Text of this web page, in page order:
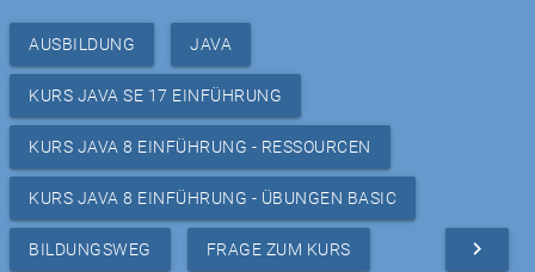
AUSBILDUNG JAVA
KURS JAVA SE 17 EINFÜHRUNG
KURS JAVA 8 EINFÜHRUNG - RESSOURCEN
KURS JAVA 8 EINFÜHRUNG - ÜBUNGEN BASIC
BILDUNGSWEG FRAGE ZUM KURS navigate_next